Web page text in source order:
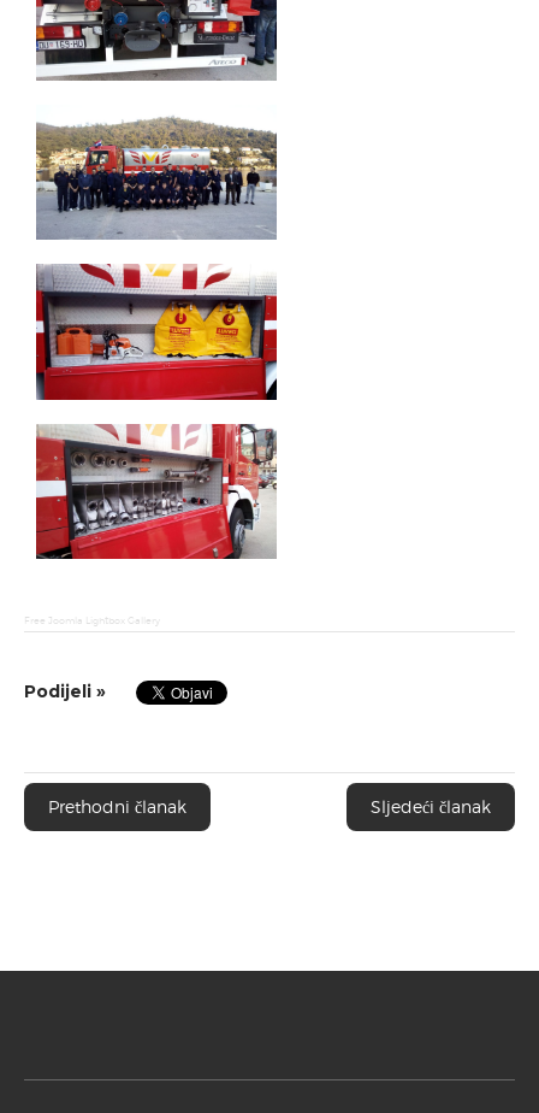
Free Joomla Lightbox Gallery
Podijeli »
Prethodni članak Sljedeći članak